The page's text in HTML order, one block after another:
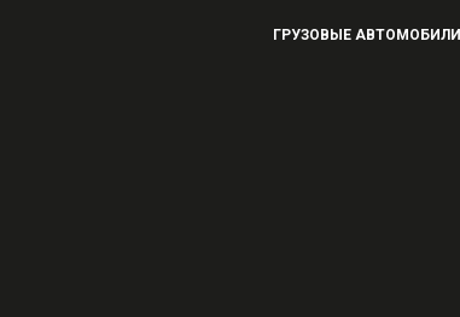
ГРУЗОВЫЕ АВТОМОБИЛИ